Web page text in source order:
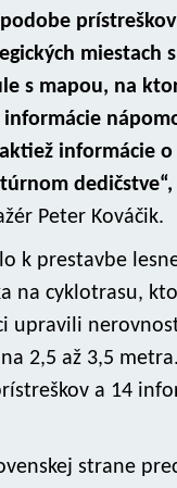
miestach
s mapou, na
informácie
informácie
dedičstve“,
Peter Kováčik.
k prestavbe
na cyklotrasu,
upravili
2,5 až 3,5
a 14
strane